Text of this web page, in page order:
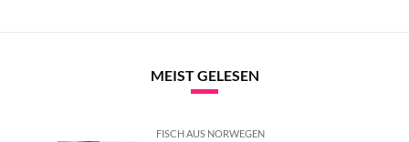
MEIST GELESEN
FISCH AUS NORWEGEN